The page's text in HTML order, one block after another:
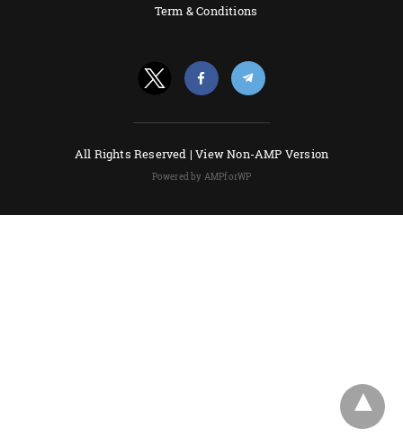
Term & Conditions
All Rights Reserved |View Non-AMP Version
Powered by AMPforWP